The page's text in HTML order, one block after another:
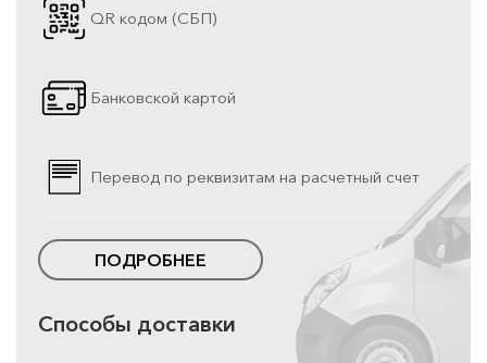
QR кодом (СБП)
Банковской картой
Перевод по реквизитам на расчетный счет
ПОДРОБНЕЕ
Способы доставки